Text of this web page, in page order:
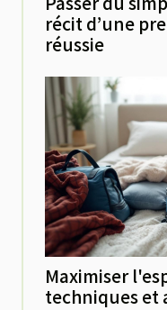
récit d’une
réussie
Maximiser
techniques et